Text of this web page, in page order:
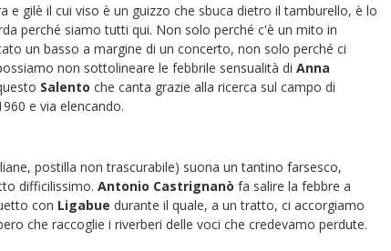
e gilè il cui viso è un guizzo che sbuca dietro il tamburello, è lo
perché siamo tutti qui. Non solo perché c'è un mito in
un basso a margine di un concerto, non solo perché ci
non sottolineare le febbrile sensualità di Anna
Salento che canta grazie alla ricerca sul campo di
e via elencando.
postilla non trascurabile) suona un tantino farsesco,
difficilissimo. Antonio Castrignanò fa salire la febbre a
con Ligabue durante il quale, a un tratto, ci accorgiamo
che raccoglie i riverberi delle voci che credevamo perdute.